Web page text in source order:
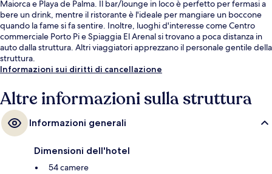
Maiorca e Playa de Palma. Il bar/lounge in loco è perfetto per fermasi a
bere un drink, mentre il ristorante è l'ideale per mangiare un boccone
quando la fame si fa sentire. Inoltre, luoghi d'interesse come Centro
commerciale Porto Pi e Spiaggia El Arenal si trovano a poca distanza in
auto dalla struttura. Altri viaggiatori apprezzano il personale gentile della
struttura.
Informazioni sui diritti di cancellazione
Altre informazioni sulla struttura
Informazioni generali
Dimensioni dell'hotel
54 camere